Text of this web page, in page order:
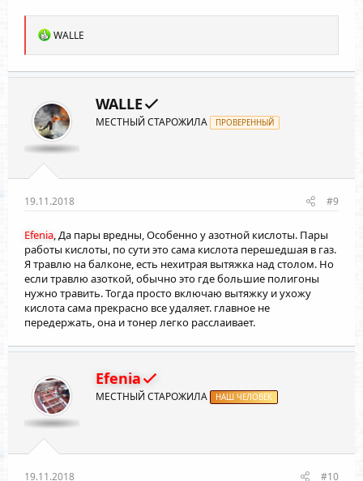
Р
а
к
и
и
:
WALLE
WALLE
МЕСТНЫЙ СТАРОЖИЛА ПРОВЕРЕННЫЙ
19.11.2018 #9
Efenia, Да пары вредны, Особенно у азотной кислоты. Пары
работы кислоты, по сути это сама кислота перешедшая в газ.
Я травлю на балконе, есть нехитрая вытяжка над столом. Но
если травлю азоткой, обычно это где большие полигоны
нужно травить. Тогда просто включаю вытяжку и ухожу
кислота сама прекрасно все удаляет. главное не
передержать, она и тонер легко расслаивает.
Efenia
МЕСТНЫЙ СТАРОЖИЛА НАШ ЧЕЛОВЕК
19.11.2018 #10